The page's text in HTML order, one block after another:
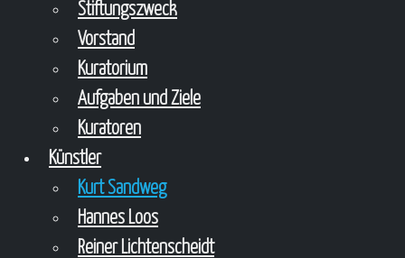
Stiftungszweck
Vorstand
Kuratorium
Aufgaben und Ziele
Kuratoren
Künstler
Kurt Sandweg
Hannes Loos
Reiner Lichtenscheidt